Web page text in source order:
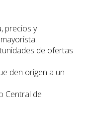
precios y
de ofertas
den origen a un
Central de